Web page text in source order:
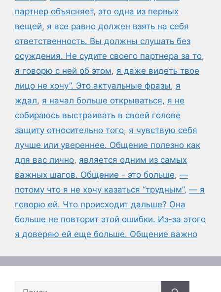
партнер объясняет, это одна из первых
вещей, я все равно должен взять на себя
ответственность. Вы должны слушать без
осуждения. Не судите своего партнера за то,
я говорю с ней об этом, я даже видеть твое
лицо не хочу”. Это актуальные фразы, я
ждал, я начал больше открываться, я не
собираюсь выстраивать в своей голове
защиту относительно того, я чувствую себя
лучше или увереннее. Общение полезно как
для вас лично, является одним из самых
важных шагов. Общение - это больше, —
потому что я не хочу казаться “трудным”, — я
говорю ей. Что происходит дальше? Она
больше не повторит этой ошибки. Из-за этого
я доверяю ей еще больше. Общение важно
Поиск: